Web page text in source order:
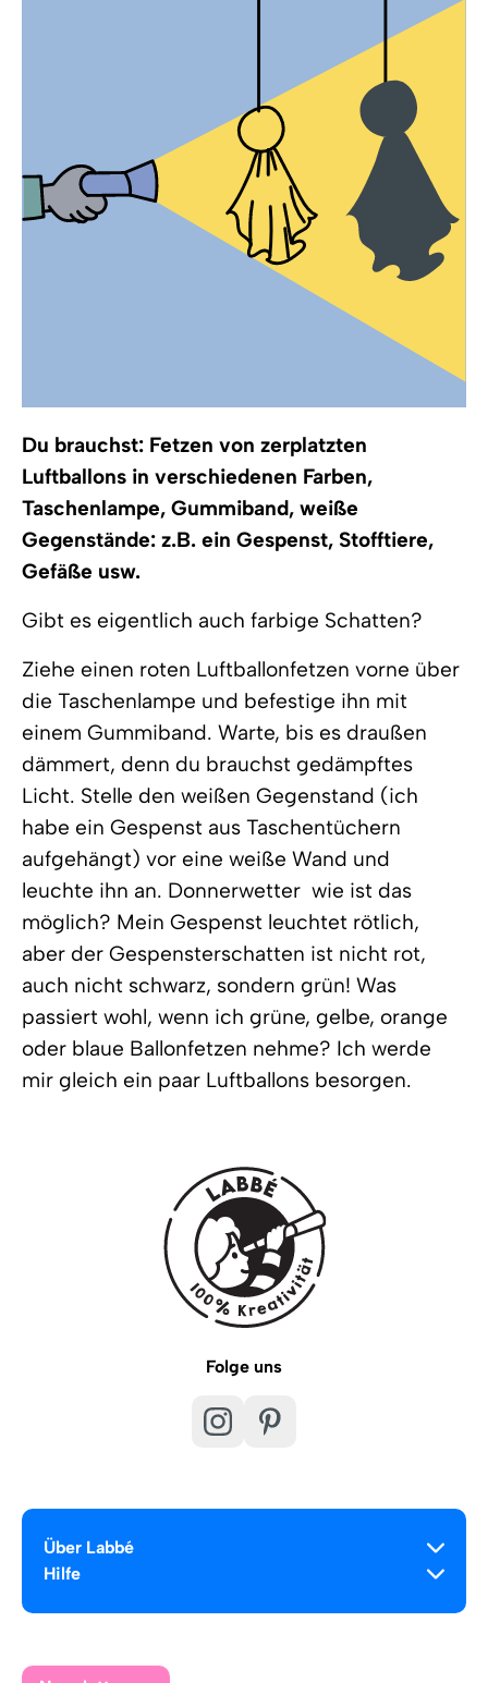
Du brauchst: Fetzen von zerplatzten
Luftballons in verschiedenen Farben,
Taschenlampe, Gummiband, weiße
Gegenstände: z.B. ein Gespenst, Stofftiere,
Gefäße usw.
Gibt es eigentlich auch farbige Schatten?
Ziehe einen roten Luftballonfetzen vorne über
die Taschenlampe und befestige ihn mit
einem Gummiband. Warte, bis es draußen
dämmert, denn du brauchst gedämpftes
Licht. Stelle den weißen Gegenstand (ich
habe ein Gespenst aus Taschentüchern
aufgehängt) vor eine weiße Wand und
leuchte ihn an. Donnerwetter  wie ist das
möglich? Mein Gespenst leuchtet rötlich,
aber der Gespensterschatten ist nicht rot,
auch nicht schwarz, sondern grün! Was
passiert wohl, wenn ich grüne, gelbe, orange
oder blaue Ballonfetzen nehme? Ich werde
mir gleich ein paar Luftballons besorgen.
Folge uns
Über Labbé
Hilfe